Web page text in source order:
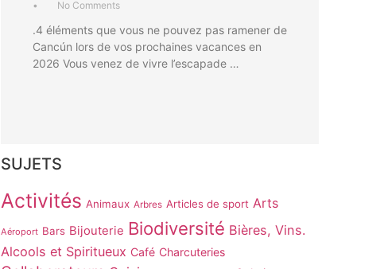
• No Comments
.4 éléments que vous ne pouvez pas ramener de
Cancún lors de vos prochaines vacances en
2026 Vous venez de vivre l’escapade …
SUJETS
Activités Animaux Arbres Articles de sport Arts
Aéroport Bars Bijouterie Biodiversité Bières, Vins.
Alcools et Spiritueux Café Charcuteries